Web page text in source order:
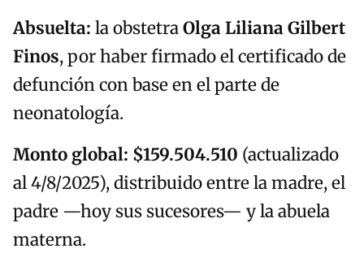
Absuelta: la obstetraOlga Liliana Gilbert
Finos, por haber firmado el certificado de
defunción con base en el parte de
neonatología.
Monto global: $159.504.510 (actualizado
al 4/8/2025), distribuido entre la madre, el
padre —hoy sus sucesores— y la abuela
materna.